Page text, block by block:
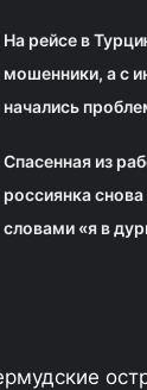
На рейсе в
мошенники, а с
начались
Спасенная из
россиянка
словами «я в